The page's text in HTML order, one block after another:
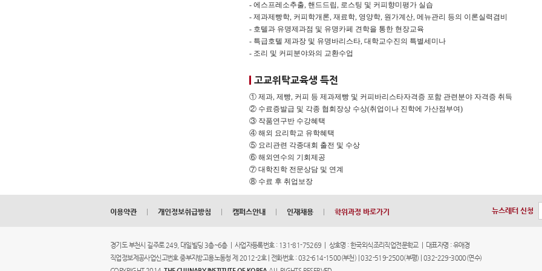
- 에스프레소추출, 핸드드립, 로스팅 및 커피향미평가 실습
- 제과제빵학, 커피학개론, 재료학, 영양학, 원가계산, 메뉴관리 등의 이론실력겸비
- 호텔과 유명제과점 및 유명카페 견학을 통한 현장교육
- 특급호텔 제과장 및 유명바리스타, 대학교수진의 특별세미나
- 조리 및 커피분야와의 교환수업
고교위탁교육생 특전
① 제과, 제빵, 커피 등 제과제빵 및 커피바리스타자격증 포함 관련분야 자격증 취득
② 수료증발급 및 각종 협회장상 수상(취업이나 진학에 가산점부여)
③ 작품연구반 수강혜택
④ 해외 요리학교 유학혜택
⑤ 요리관련 각종대회 출전 및 수상
⑥ 해외연수의 기회제공
⑦ 대학진학 전문상담 및 연계
⑧ 수료 후 취업보장
이용약관 | 개인정보취급방침 | 캠퍼스안내 | 인재채용 | 학위과정 바로가기 뉴스레터 신청
경기도 부천시 길주로 249, 대일빌딩 3층~6층 | 사업자등록번호 : 131-81-75269 | 상호명 : 한국외식조리직업전문학교 | 대표자명 : 유애경
직업정보제공사업신고번호 중부지방고용노동청 제 2012-2호 | 전화번호 : 032-614-1500(부천) | 032-519-2500(부평) | 032-229-3000(연수)